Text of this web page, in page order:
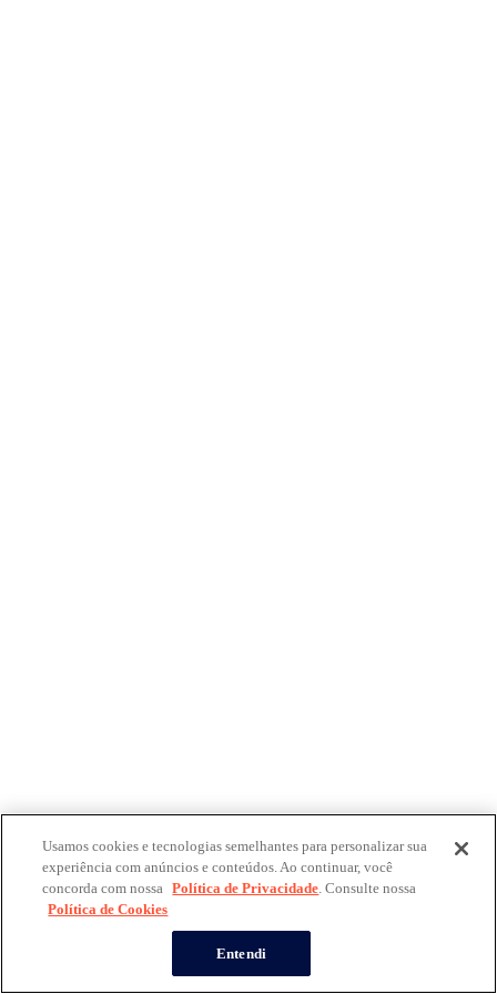
Usamos cookies e tecnologias semelhantes para personalizar sua
experiência com anúncios e conteúdos. Ao continuar, você
concorda com nossa Política de Privacidade. Consulte nossa
Política de Cookies
Entendi